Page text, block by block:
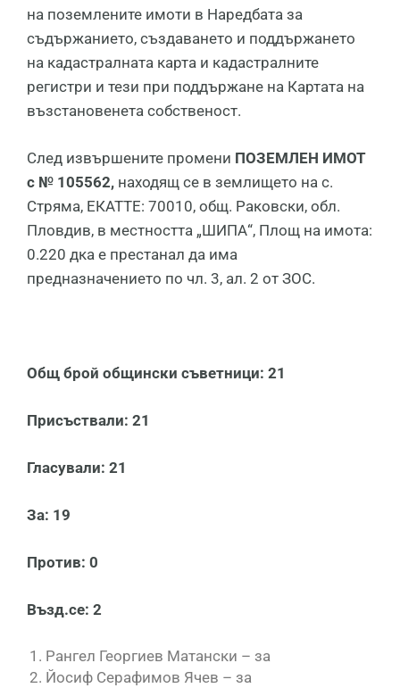
на поземлените имоти в Наредбата за
съдържанието, създаването и поддържането
на кадастралната карта и кадастралните
регистри и тези при поддържане на Картата на
възстановенета собственост.
След извършените промени ПОЗЕМЛЕН ИМОТ
с № 105562, находящ се в землището на с.
Стряма, ЕКАТТЕ: 70010, общ. Раковски, обл.
Пловдив, в местността „ШИПА“, Площ на имота:
0.220 дка е престанал да има
предназначението по чл. 3, ал. 2 от ЗОС.
Общ брой общински съветници: 21
Присъствали: 21
Гласували: 21
За: 19
Против: 0
Възд.се: 2
Рангел Георгиев Матански – за
Йосиф Серафимов Ячев – за